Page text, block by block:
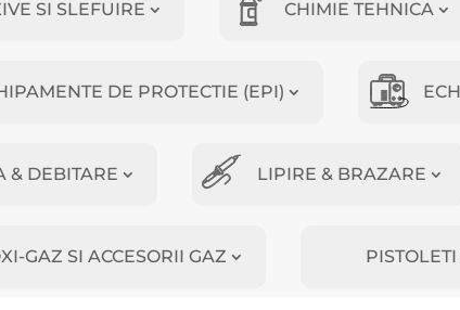
SI SLEFUIRE CHIMIE TEHNICA
DE PROTECTIE (EPI)
& DEBITARE LIPIRE & BRAZARE
GAZ SI ACCESORII GAZ